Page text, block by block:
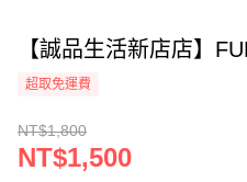
【誠品生活新店店】
超取免運費
NT$1,800
NT$1,500